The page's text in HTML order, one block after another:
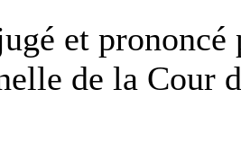
et prononcé
de la Cour